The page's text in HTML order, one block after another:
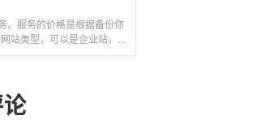
。服务的价格是根据备份你
站类型，可以是企业站，图